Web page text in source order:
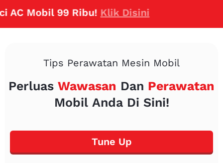
Mobil 99 Ribu!Klik Disini
Tips Perawatan Mesin Mobil
Perluas Wawasan Dan Perawatan
Mobil Anda Di Sini!
Tune Up